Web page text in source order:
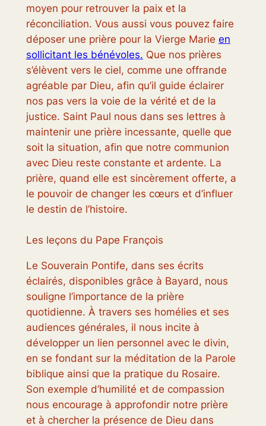
moyen pour retrouver la paix et la
réconciliation. Vous aussi vous pouvez faire
déposer une prière pour la Vierge Marie en
sollicitant les bénévoles. Que nos prières
s’élèvent vers le ciel, comme une offrande
agréable par Dieu, afin qu’il guide éclairer
nos pas vers la voie de la vérité et de la
justice. Saint Paul nous dans ses lettres à
maintenir une prière incessante, quelle que
soit la situation, afin que notre communion
avec Dieu reste constante et ardente. La
prière, quand elle est sincèrement offerte, a
le pouvoir de changer les cœurs et d’influer
le destin de l’histoire.
Les leçons du Pape François
Le Souverain Pontife, dans ses écrits
éclairés, disponibles grâce à Bayard, nous
souligne l’importance de la prière
quotidienne. À travers ses homélies et ses
audiences générales, il nous incite à
développer un lien personnel avec le divin,
en se fondant sur la méditation de la Parole
biblique ainsi que la pratique du Rosaire.
Son exemple d’humilité et de compassion
nous encourage à approfondir notre prière
et à chercher la présence de Dieu dans